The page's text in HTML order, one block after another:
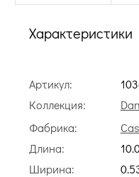
Характеристики
Артикул:
Коллекция:
Фабрика:
Длина:
Ширина: